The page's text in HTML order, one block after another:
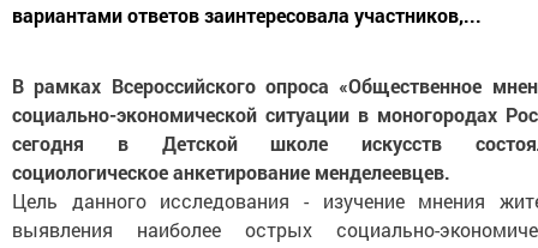
вариантами ответов заинтересовала участников,...
В рамках Всероссийского опроса «Общественное
социально-экономической ситуации в моногородах
сегодня в Детской школе искусств
социологическое анкетирование менделеевцев.
Цель данного исследования - изучение мнения
выявления наиболее острых социально-